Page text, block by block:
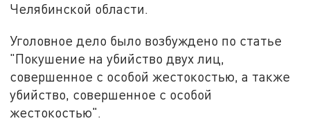
Челябинской области.
Уголовное дело было возбуждено по статье
"Покушение на убийство двух лиц,
совершенное с особой жестокостью, а также
убийство, совершенное с особой
жестокостью".